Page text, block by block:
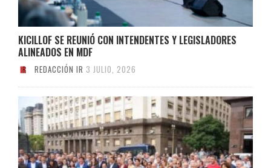
KICILLOF SE REUNIÓ CON INTENDENTES Y LEGISLADORES
ALINEADOS EN MDF
REDACCIÓN IR 3 JULIO, 2026